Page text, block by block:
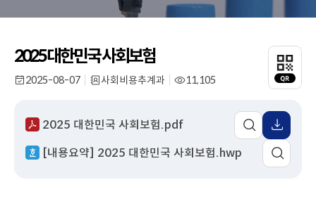
처
인
페
이
2025 대한민국 사회보험
QR
코
드
이
어
팝
업
열
작
2025-08-07 부
사회비용추계과 조
11,105
2025 대한민국 사회보험.pdf
[내용요약] 2025 대한민국 사회보험.hwp